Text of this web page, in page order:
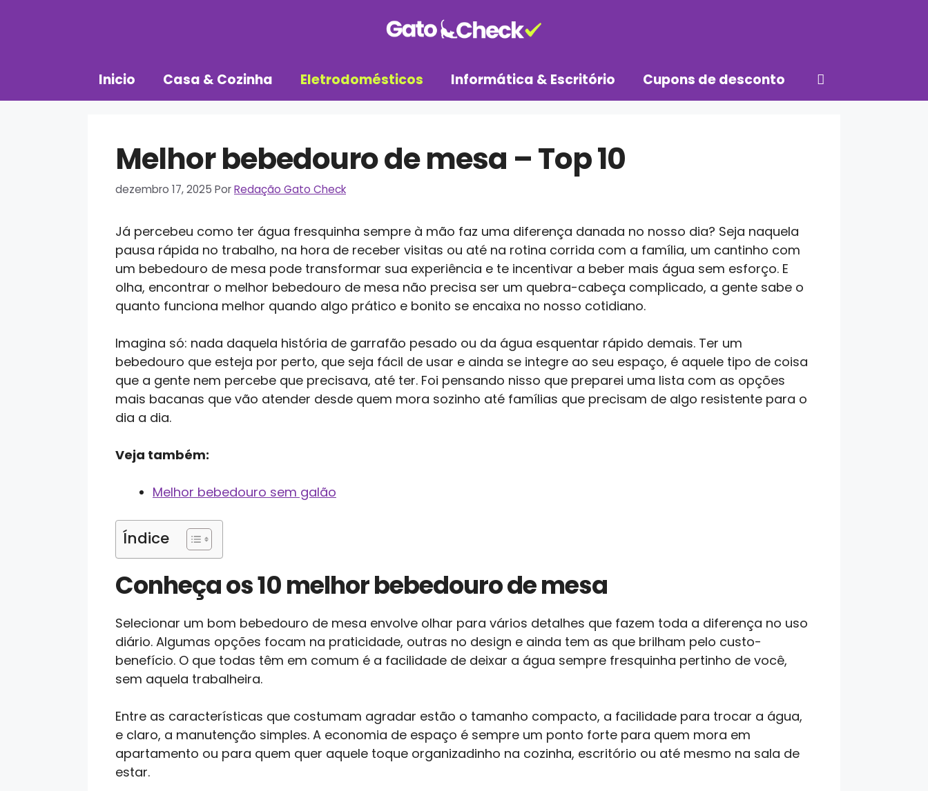
Inicio Casa & Cozinha Eletrodomésticos Informática & Escritório Cupons de desconto
Melhor bebedouro de mesa – Top 10
dezembro 17, 2025 PorRedação Gato Check
Já percebeu como ter água fresquinha sempre à mão faz uma diferença danada no nosso dia? Seja naquela
pausa rápida no trabalho, na hora de receber visitas ou até na rotina corrida com a família, um cantinho com
um bebedouro de mesa pode transformar sua experiência e te incentivar a beber mais água sem esforço. E
olha, encontrar o melhor bebedouro de mesa não precisa ser um quebra-cabeça complicado, a gente sabe o
quanto funciona melhor quando algo prático e bonito se encaixa no nosso cotidiano.
Imagina só: nada daquela história de garrafão pesado ou da água esquentar rápido demais. Ter um
bebedouro que esteja por perto, que seja fácil de usar e ainda se integre ao seu espaço, é aquele tipo de coisa
que a gente nem percebe que precisava, até ter. Foi pensando nisso que preparei uma lista com as opções
mais bacanas que vão atender desde quem mora sozinho até famílias que precisam de algo resistente para o
dia a dia.
Veja também:
Melhor bebedouro sem galão
Índice
Conheça os 10 melhor bebedouro de mesa
Selecionar um bom bebedouro de mesa envolve olhar para vários detalhes que fazem toda a diferença no uso
diário. Algumas opções focam na praticidade, outras no design e ainda tem as que brilham pelo custo-
benefício. O que todas têm em comum é a facilidade de deixar a água sempre fresquinha pertinho de você,
sem aquela trabalheira.
Entre as características que costumam agradar estão o tamanho compacto, a facilidade para trocar a água,
e claro, a manutenção simples. A economia de espaço é sempre um ponto forte para quem mora em
apartamento ou para quem quer aquele toque organizadinho na cozinha, escritório ou até mesmo na sala de
estar.